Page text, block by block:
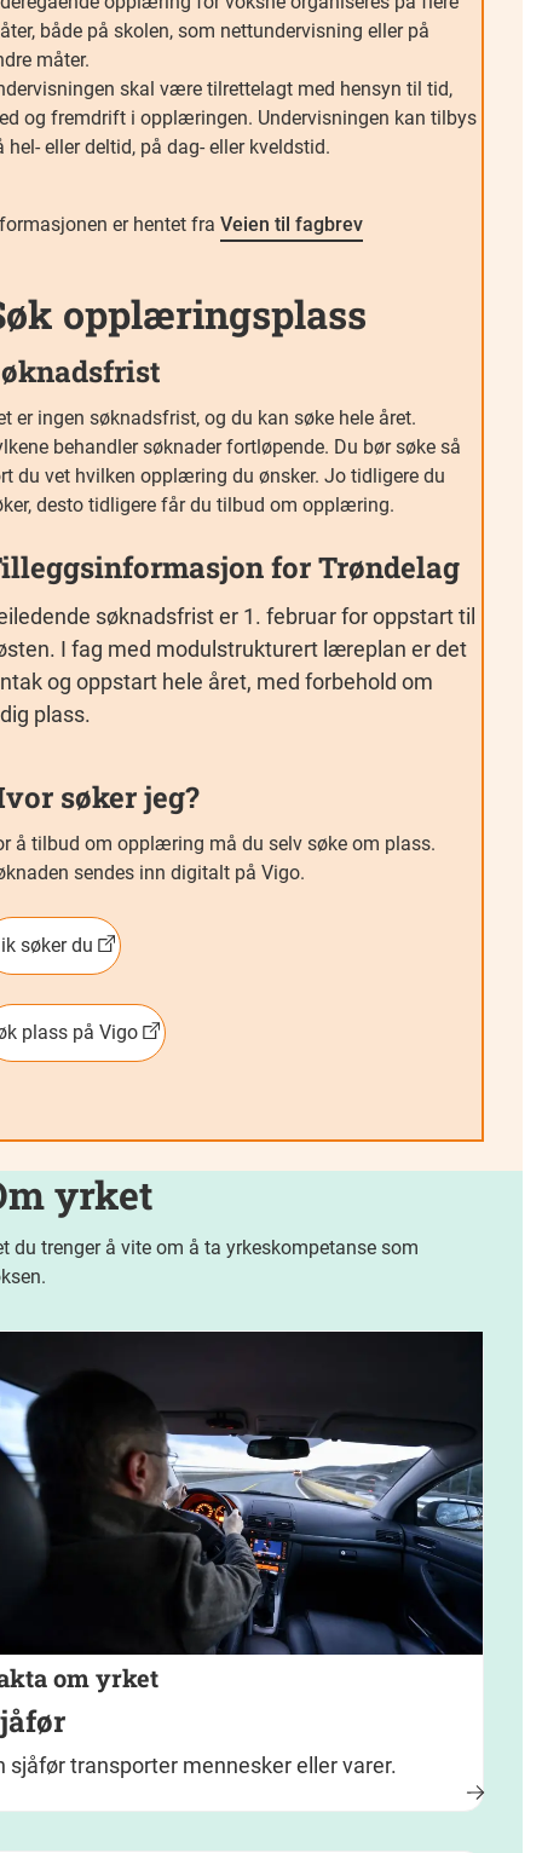
både på skolen, som nettundervisning eller på
måter.
skal være tilrettelagt med hensyn til tid,
og fremdrift i opplæringen. Undervisningen kan tilbys
hel- eller deltid, på dag- eller kveldstid.
er hentet fra Veien til fagbrev
opplæringsplass
er ingen søknadsfrist, og du kan søke hele året.
behandler søknader fortløpende. Du bør søke så
du vet hvilken opplæring du ønsker. Jo tidligere du
desto tidligere får du tilbud om opplæring.
for Trøndelag
søknadsfrist er 1. februar for oppstart til
I fag med modulstrukturert læreplan er det
og oppstart hele året, med forbehold om
plass.
søker jeg?
å tilbud om opplæring må du selv søke om plass.
sendes inn digitalt på Vigo.
søker du
plass på Vigo
yrket
du trenger å vite om å ta yrkeskompetanse som
om yrket
sjåfør transporter mennesker eller varer.